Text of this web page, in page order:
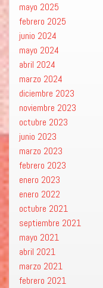
mayo 2025
febrero 2025
junio 2024
mayo 2024
abril 2024
marzo 2024
diciembre 2023
noviembre 2023
octubre 2023
junio 2023
marzo 2023
febrero 2023
enero 2023
enero 2022
octubre 2021
septiembre 2021
mayo 2021
abril 2021
marzo 2021
febrero 2021